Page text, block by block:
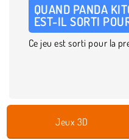
QUAND PANDA
EST-IL SORTI
Ce jeu est sorti pour la
Jeux 3D